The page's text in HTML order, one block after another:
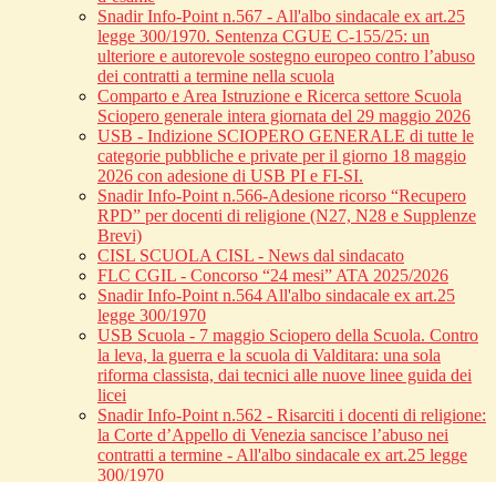
Snadir Info-Point n.567 - All'albo sindacale ex art.25
legge 300/1970. Sentenza CGUE C‑155/25: un
ulteriore e autorevole sostegno europeo contro l’abuso
dei contratti a termine nella scuola
Comparto e Area Istruzione e Ricerca settore Scuola
Sciopero generale intera giornata del 29 maggio 2026
USB - Indizione SCIOPERO GENERALE di tutte le
categorie pubbliche e private per il giorno 18 maggio
2026 con adesione di USB PI e FI-SI.
Snadir Info-Point n.566-Adesione ricorso “Recupero
RPD” per docenti di religione (N27, N28 e Supplenze
Brevi)
CISL SCUOLA CISL - News dal sindacato
FLC CGIL - Concorso “24 mesi” ATA 2025/2026
Snadir Info-Point n.564 All'albo sindacale ex art.25
legge 300/1970
USB Scuola - 7 maggio Sciopero della Scuola. Contro
la leva, la guerra e la scuola di Valditara: una sola
riforma classista, dai tecnici alle nuove linee guida dei
licei
Snadir Info-Point n.562 - Risarciti i docenti di religione:
la Corte d’Appello di Venezia sancisce l’abuso nei
contratti a termine - All'albo sindacale ex art.25 legge
300/1970